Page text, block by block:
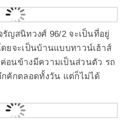
ญสนิทวงศ์ 96/2 จะเป็นที่อยู่
ยจะเป็นบ้านแบบทาวน์เฮ้าส์
อนข้างมีความเป็นส่วนตัว รถ
คักตลอดทั้งวัน แต่ก็ไม่ได้